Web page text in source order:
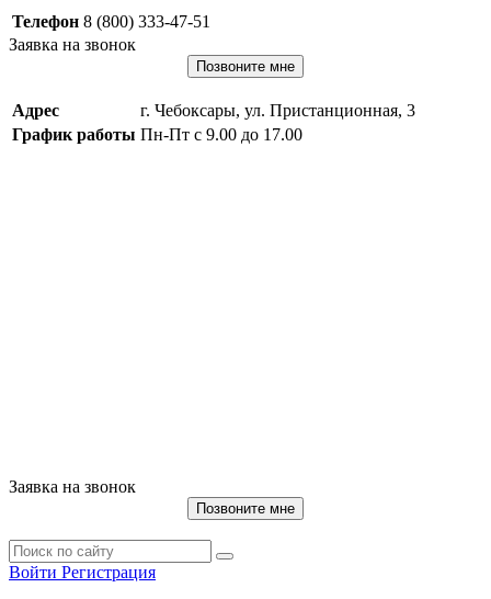
Телефон 8 (800) 333-47-51
Заявка на звонок
Позвоните мне
Адрес
г. Чебоксары, ул. Пристанционная, 3
График работы Пн-Пт с 9.00 до 17.00
Заявка на звонок
Позвоните мне
Войти Регистрация